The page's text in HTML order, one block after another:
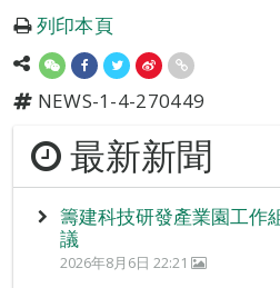
列印本頁
NEWS-1-4-270449
最新新聞
籌建科技研發產業園工作
議
2026年8月6日 22:21